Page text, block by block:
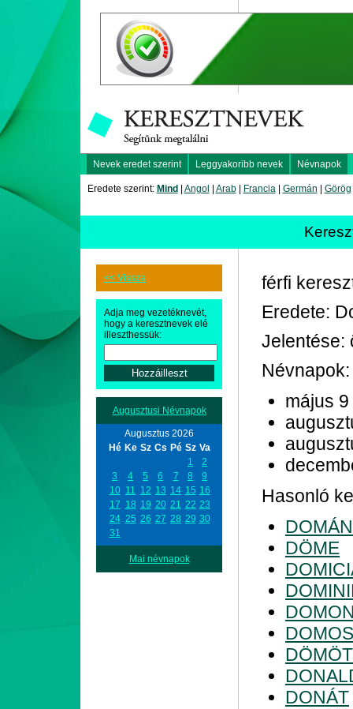
Nevek eredet szerint Leggyakoribb nevek Névnapok
Eredete szerint: Mind Angol Arab| Francia| Germán Görög
<< Vissza
Adja meg vezetéknevét,
hogy a keresztnevek elé
illeszthessük:
Augusztusi Névnapok
Augusztus 2026
Hé Ke Sz Cs Pé Sz Va
1
2
3
4 5 6 7 8
9
10 11 12 13 14 15 16
17 18 19 20 21 22 23
24 25 26 27 28 29 30
31
Mai névnapok
férfi
Eredete:
Jelentése:
Névnapok:
május 9
Hasonló
DOMÁN
DÖME
DOMOS
DONÁT